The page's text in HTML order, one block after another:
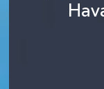
Son